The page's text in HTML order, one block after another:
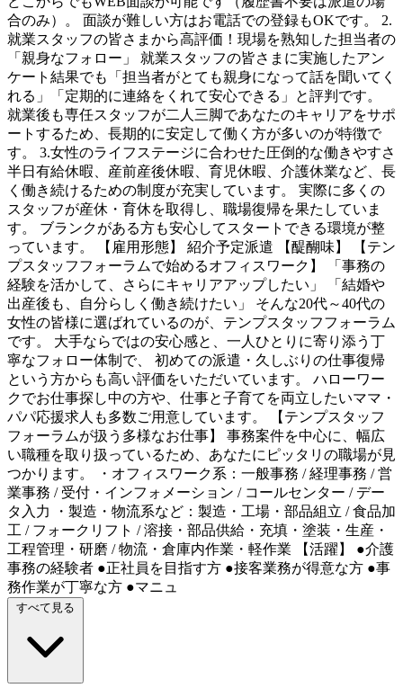
合のみ）。 面談が難しい方はお電話での登録もOKです。 2.
就業スタッフの皆さまから高評価！現場を熟知した担当者の
「親身なフォロー」 就業スタッフの皆さまに実施したアン
ケート結果でも「担当者がとても親身になって話を聞いてく
れる」「定期的に連絡をくれて安心できる」と評判です。
就業後も専任スタッフが二人三脚であなたのキャリアをサポ
ートするため、長期的に安定して働く方が多いのが特徴で
す。 3.女性のライフステージに合わせた圧倒的な働きやすさ
半日有給休暇、産前産後休暇、育児休暇、介護休業など、長
く働き続けるための制度が充実しています。 実際に多くの
スタッフが産休・育休を取得し、職場復帰を果たしていま
す。 ブランクがある方も安心してスタートできる環境が整
っています。 【雇用形態】 紹介予定派遣 【醍醐味】 【テン
プスタッフフォーラムで始めるオフィスワーク】 「事務の
経験を活かして、さらにキャリアアップしたい」 「結婚や
出産後も、自分らしく働き続けたい」 そんな20代～40代の
女性の皆様に選ばれているのが、テンプスタッフフォーラム
です。 大手ならではの安心感と、一人ひとりに寄り添う丁
寧なフォロー体制で、 初めての派遣・久しぶりの仕事復帰
という方からも高い評価をいただいています。 ハローワー
クでお仕事探し中の方や、仕事と子育てを両立したいママ・
パパ応援求人も多数ご用意しています。 【テンプスタッフ
フォーラムが扱う多様なお仕事】 事務案件を中心に、幅広
い職種を取り扱っているため、あなたにピッタリの職場が見
つかります。 ・オフィスワーク系：一般事務 / 経理事務 / 営
業事務 / 受付・インフォメーション / コールセンター / デー
タ入力 ・製造・物流系など：製造・工場・部品組立 / 食品加
工 / フォークリフト / 溶接・部品供給・充填・塗装・生産・
工程管理・研磨 / 物流・倉庫内作業・軽作業 【活躍】 ●介護
事務の経験者 ●正社員を目指す方 ●接客業務が得意な方 ●事
務作業が丁寧な方 ●マニュ
すべて見る